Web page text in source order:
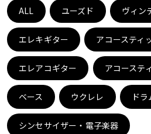
ドラム
キーボード
管楽器
ALL ユーズド ヴィン
エレキギター アコースティ
エレアコギター アコーステ
ベース ウクレレ ドラ
シンセサイザー・電子楽器